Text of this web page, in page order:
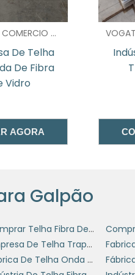
VOGATEX COMERCIO DE TELHAS - SP
De Telha
De Fibra
Vidro
AGORA
Galpão
Comprar Telha Fibra De Vidro Onda Alta 25 Mm
Empresa De Telha Trapezoidal De Fibra De Vidro
Fábrica De Telha Onda 50 De Fibra De Vidro